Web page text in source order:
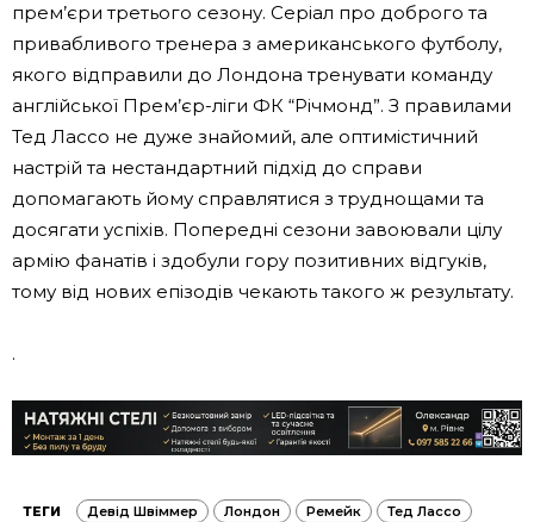
прем’єри третього сезону. Серіал про доброго та
привабливого тренера з американського футболу,
якого відправили до Лондона тренувати команду
англійської Прем’єр-ліги ФК “Річмонд”. З правилами
Тед Лассо не дуже знайомий, але оптимістичний
настрій та нестандартний підхід до справи
допомагають йому справлятися з труднощами та
досягати успіхів. Попередні сезони завоювали цілу
армію фанатів і здобули гору позитивних відгуків,
тому від нових епізодів чекають такого ж результату.
.
ТЕГИ Девід Швіммер Лондон Ремейк
Тед Лассо